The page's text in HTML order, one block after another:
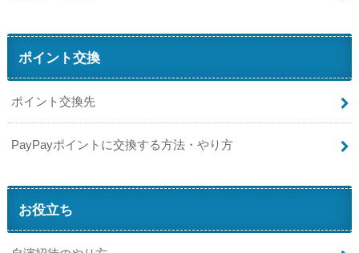
ポイント交換
ポイント交換先
PayPayポイントに交換する方法・やり方
お役立ち